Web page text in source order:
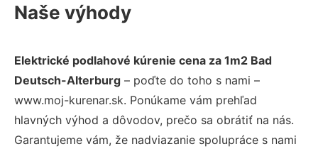
Naše výhody
Elektrické podlahové kúrenie cena za 1m2 Bad
Deutsch-Alterburg – poďte do toho s nami –
www.moj-kurenar.sk. Ponúkame vám prehľad
hlavných výhod a dôvodov, prečo sa obrátiť na nás.
Garantujeme vám, že nadviazanie spolupráce s nami